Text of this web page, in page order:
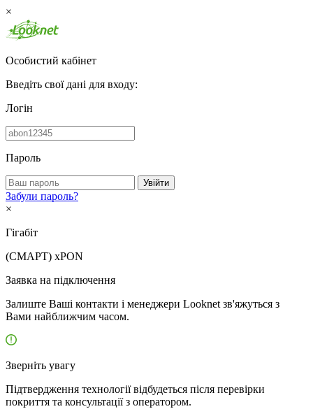
×
Особистий кабінет
Введіть свої дані для входу:
Логін
Пароль
Увійти
Забули пароль?
×
Гігабіт
(СМАРТ) xPON
Заявка на підключення
Залиште Ваші контакти і менеджери Looknet зв'яжуться з
Вами найближчим часом.
Зверніть увагу
Підтвердження технології відбудеться після перевірки
покриття та консультації з оператором.